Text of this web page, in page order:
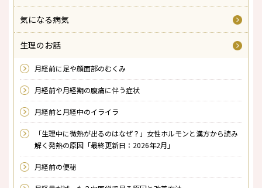
気になる病気
生理のお話
月経前に足や顔面部のむくみ
月経前や月経期の腹痛に伴う症状
月経前と月経中のイライラ
「生理中に微熱が出るのはなぜ？」女性ホルモンと漢方から読み
解く発熱の原因「最終更新日：2026年2月」
月経前の便秘